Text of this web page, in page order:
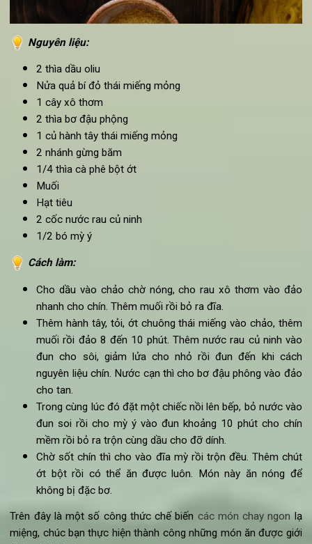
Nguyên liệu:
2 thìa dầu oliu
Nửa quả bí đỏ thái miếng mỏng
1 cây xô thơm
2 thìa bơ đậu phộng
1 củ hành tây thái miếng mỏng
2 nhánh gừng băm
1/4 thìa cà phê bột ớt
Muối
Hạt tiêu
2 cốc nước rau củ ninh
1/2 bó mỳ ý
Cách làm:
Cho dầu vào chảo chờ nóng, cho rau xô thơm vào
nhanh cho chín. Thêm muối rồi bỏ ra đĩa.